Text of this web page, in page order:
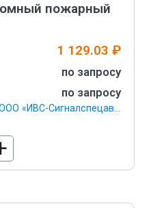
пожарный
1 129.03 ₽
по запросу
по запросу